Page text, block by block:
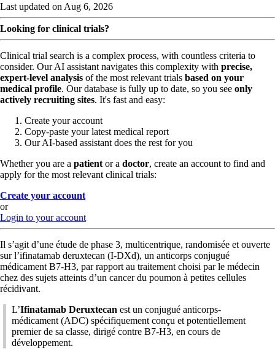
Last updated on Aug 6, 2026
Looking for clinical trials?
Clinical trial search is a complex process, with countless criteria to
consider. Our AI assistant navigates this complexity with precise,
expert-level analysis of the most relevant trials based on your
medical profile. Our database is fully up to date, so you see only
actively recruiting sites. It's fast and easy:
Create your account
Copy-paste your latest medical report
Our AI-based assistant does the rest for you
Whether you are a patient or a doctor, create an account to find and
apply for the most relevant clinical trials:
Create your account
or
Login to your account
Il s’agit d’une étude de phase 3, multicentrique, randomisée et ouverte
sur l’ifinatamab deruxtecan (I-DXd), un anticorps conjugué
médicament B7-H3, par rapport au traitement choisi par le médecin
chez des sujets atteints d’un cancer du poumon à petites cellules
récidivant.
L’Ifinatamab Deruxtecan est un conjugué anticorps-
médicament (ADC) spécifiquement conçu et potentiellement
premier de sa classe, dirigé contre B7-H3, en cours de
développement.